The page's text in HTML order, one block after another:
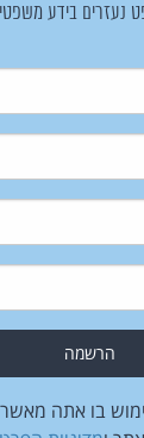
נעזרים בידע
בו אתה